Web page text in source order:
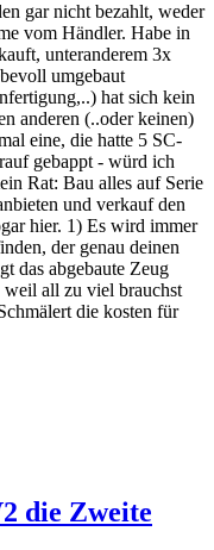
gar nicht bezahlt, weder
vom Händler. Habe in
unteranderem 3x
umgebaut
hat sich kein
anderen (..oder keinen)
eine, die hatte 5 SC-
gebappt - würd ich
Rat: Bau alles auf Serie
und verkauf den
hier. 1) Es wird immer
der genau deinen
das abgebaute Zeug
all zu viel brauchst
die kosten für
die Zweite